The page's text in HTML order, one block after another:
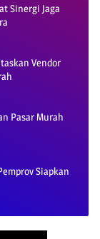
Sinergi Jaga
Vendor
Pasar Murah
Siapkan